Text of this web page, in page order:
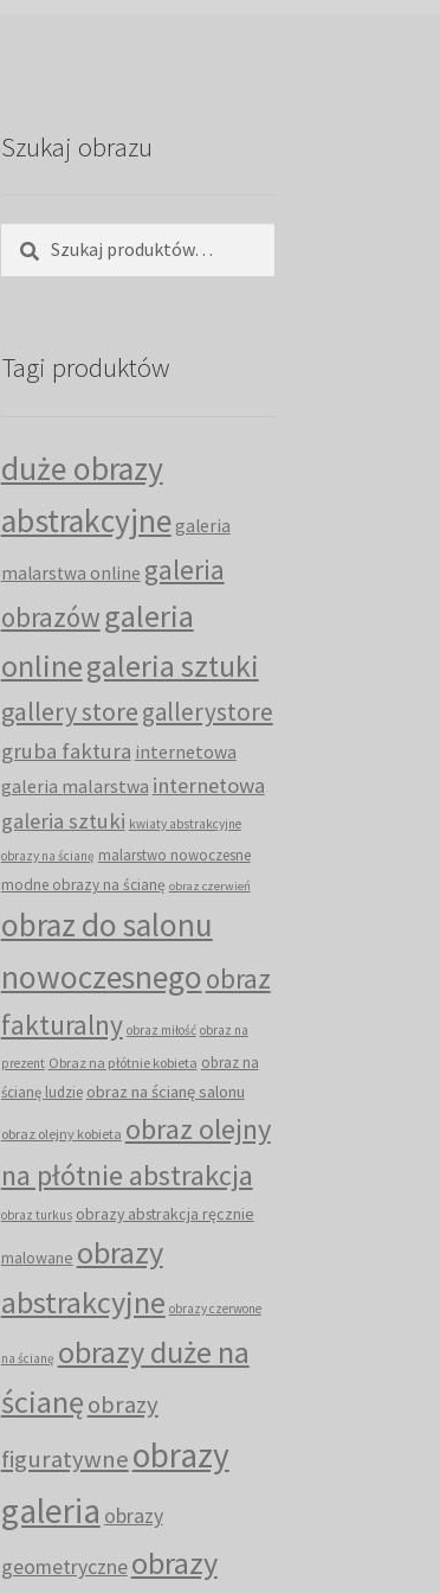
Szukaj obrazu
Tagi produktów
duże obrazy
abstrakcyjne galeria
malarstwa online galeria
obrazów galeria
onlinegaleria sztuki
gallery storegallerystore
gruba faktura internetowa
galeria malarstwa internetowa
galeria sztuki kwiaty abstrakcyjne
obrazy na ścianę malarstwo nowoczesne
modne obrazy na ścianę obraz czerwień
obraz do salonu
nowoczesnegoobraz
fakturalny obraz miłość obraz na
prezent Obraz na płótnie kobieta obraz na
ścianę ludzie obraz na ścianę salonu
obraz olejny kobieta obraz olejny
na płótnie abstrakcja
obraz turkus obrazy abstrakcja ręcznie
malowane obrazy
abstrakcyjne obrazy czerwone
na ścianę obrazy duże na
ścianęobrazy
figuratywneobrazy
galeria obrazy
geometryczneobrazy